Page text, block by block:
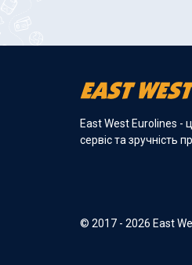
East West Eurolines -
сервіс та зручність
© 2017 - 2026 East